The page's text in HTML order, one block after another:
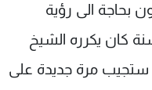
بحاجة الى رؤية
على سؤال عمره 100 سنة كان يكرره الشيخ
ستجيب مرة جديدة على